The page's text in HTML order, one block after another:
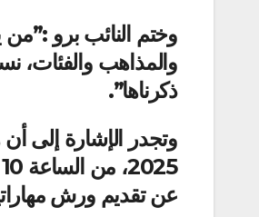
وختم النائب برو :”من
والمذاهب والفئات،
ذكرناها”.
عن تقديم ورش